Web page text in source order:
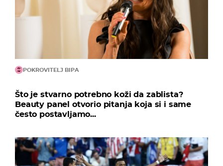
POKROVITELJ BIPA
Što je stvarno potrebno koži da zablista?
Beauty panel otvorio pitanja koja si i same
često postavljamo...